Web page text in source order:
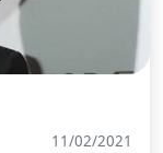
11/02/2021